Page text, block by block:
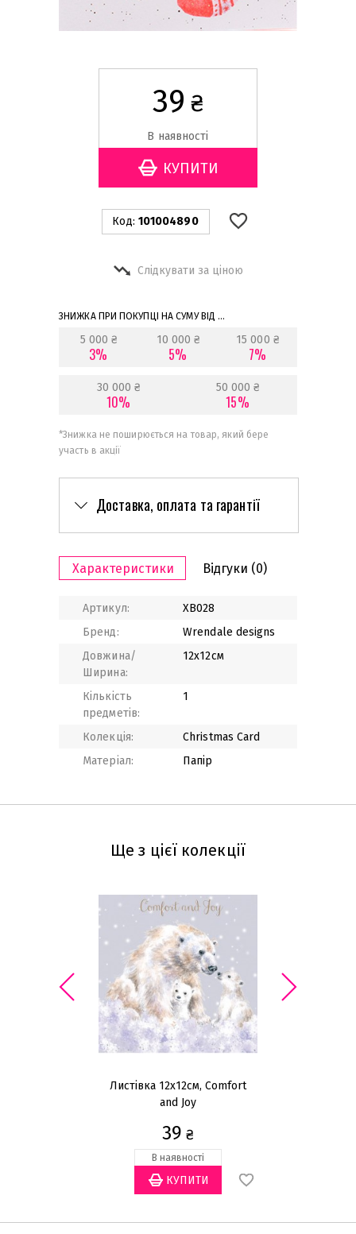
39 ₴
В наявності
Код: 101004890
Слідкувати за ціною
ЗНИЖКА ПРИ ПОКУПЦІ НА СУМУ ВІД ...
5 000 ₴
3%
10 000 ₴
5%
15 000 ₴
7%
30 000 ₴
10%
50 000 ₴
15%
*Знижка не поширюється на товар, який бере
участь в акції
Доставка, оплата та гарантії
Характеристики Відгуки (0)
Артикул:
XB028
Бренд:
Wrendale designs
Довжина/
Ширина:
12x12см
Кількість
предметів:
1
Колекція:
Christmas Card
Матеріал:
Папір
Ще з цієї колекції
Листівка 12x12см, Comfort
and Joy
39 ₴
В наявності